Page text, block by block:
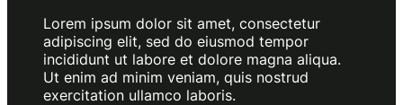
Lorem ipsum dolor sit amet, consectetur
adipiscing elit, sed do eiusmod tempor
incididunt ut labore et dolore magna aliqua.
Ut enim ad minim veniam, quis nostrud
exercitation ullamco laboris.